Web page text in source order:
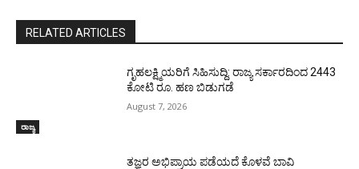
RELATED ARTICLES
ರಾಜ್ಯ
ಗೃಹಲಕ್ಷ್ಮಿಯರಿಗೆ ಸಿಹಿಸುದ್ದಿ: ರಾಜ್ಯ ಸರ್ಕಾರದಿಂದ 2443
ಕೋಟಿ ರೂ. ಹಣ ಬಿಡುಗಡೆ
August 7, 2026
ತಜ್ಞರ ಅಭಿಪ್ರಾಯ ಪಡೆಯದೆ ಕೊಳವೆ ಬಾವಿ